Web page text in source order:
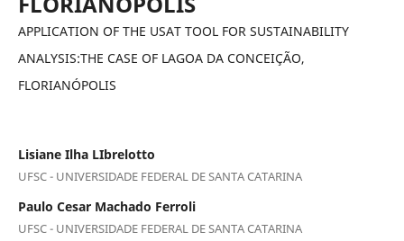
APPLICATION OF THE USAT TOOL FOR SUSTAINABILITY
ANALYSIS:THE CASE OF LAGOA DA CONCEIÇÃO,
FLORIANÓPOLIS
Lisiane Ilha LIbrelotto
UFSC - UNIVERSIDADE FEDERAL DE SANTA CATARINA
Paulo Cesar Machado Ferroli
UFSC - UNIVERSIDADE FEDERAL DE SANTA CATARINA